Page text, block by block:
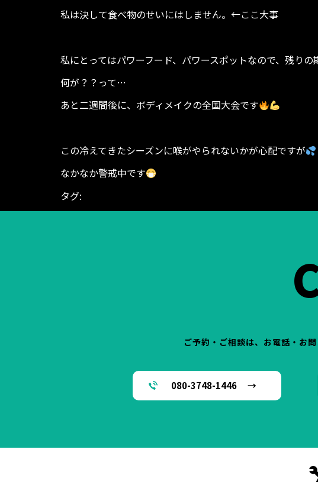
私は決して食べ物のせいにはしません。←ここ大事
私にとってはパワーフード、パワースポットなので、残り
何が？？って…
あと二週間後に、ボディメイクの全国大会です
この冷えてきたシーズンに喉がやられないかが心配ですが
なかなか警戒中です
タグ:
レ 運動パーソナル パーソナルジム パーソナルトレー
ご予約・ご相談は、お電話・お
080-3748-1446 →